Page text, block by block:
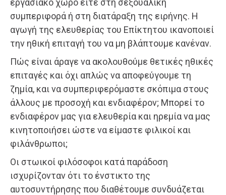
εργασιακό χώρο είτε στη σεξουαλική
συμπεριφορά ή στη διατάραξη της ειρήνης. Η
αγωγή της ελευθερίας του Επίκτητου ικανοποιεί
την ηθική επιταγή του να μη βλάπτουμε κανέναν.
Πώς είναι άραγε να ακολουθούμε θετικές ηθικές
επιταγές και όχι απλώς να αποφεύγουμε τη
ζημία, και να συμπεριφερόμαστε σκόπιμα στους
άλλους με προσοχή και ενδιαφέρον; Μπορεί το
ενδιαφέρον μας για ελευθερία και ηρεμία να μας
κινητοποιήσει ώστε να είμαστε φιλικοί και
φιλάνθρωποι;
Οι στωικοί φιλόσοφοι κατά παράδοση
ισχυρίζονταν ότι το ένστικτο της
αυτοσυντήρησης που διαθέτουμε συνδυάζεται